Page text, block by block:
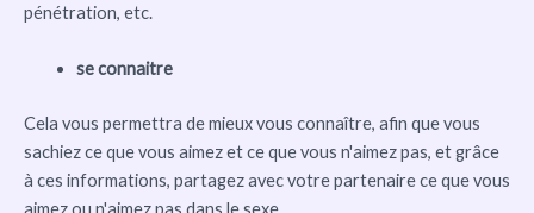
pénétration, etc.
se connaitre
Cela vous permettra de mieux vous connaître, afin que vous
sachiez ce que vous aimez et ce que vous n'aimez pas, et grâce
à ces informations, partagez avec votre partenaire ce que vous
aimez ou n'aimez pas dans le sexe.